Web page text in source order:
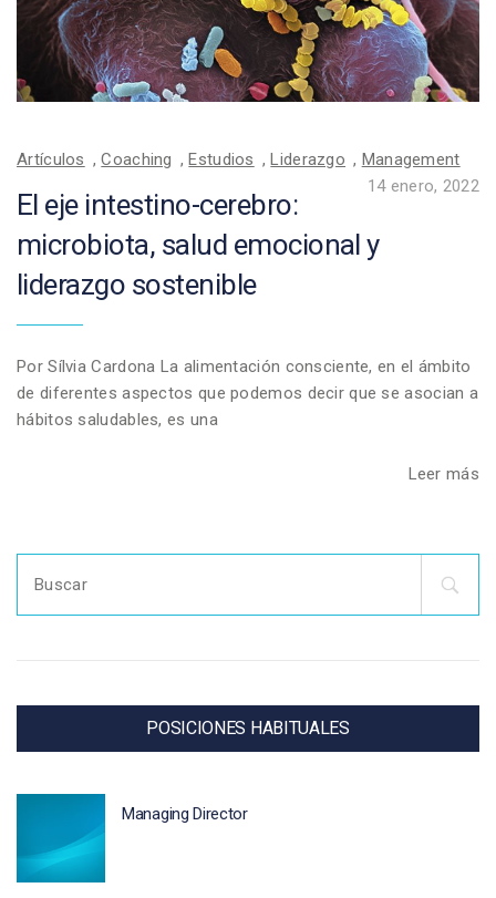
Artículos ,Coaching ,Estudios ,Liderazgo , Management
14 enero, 2022
El eje intestino-cerebro:
microbiota, salud emocional y
liderazgo sostenible
Por Sílvia Cardona La alimentación consciente, en el ámbito
de diferentes aspectos que podemos decir que se asocian a
hábitos saludables, es una
Leer más
for:
POSICIONES HABITUALES
Managing Director